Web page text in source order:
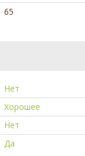
65
Нет
Хорошее
Нет
Да